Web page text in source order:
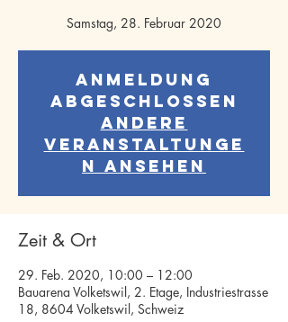
Samstag, 28. Februar 2020
Anmeldung
abgeschlossen
Andere
Veranstaltunge
n ansehen
Zeit & Ort
29. Feb. 2020, 10:00 – 12:00
Bauarena Volketswil, 2. Etage, Industriestrasse
18, 8604 Volketswil, Schweiz